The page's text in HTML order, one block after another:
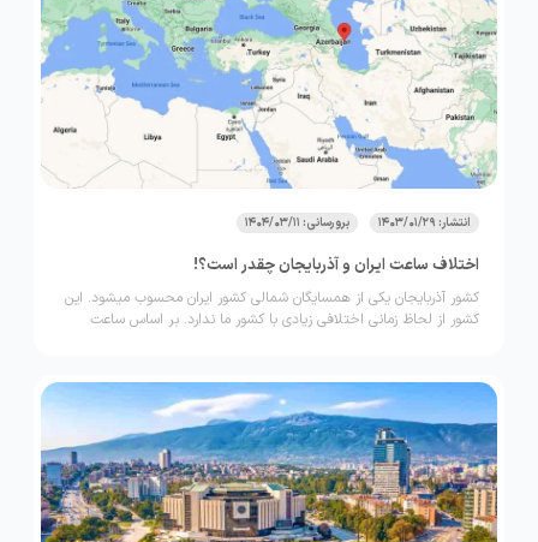
انتشار: 1403/01/29 برورسانی: 1404/03/11
اختلاف ساعت ایران و آذربایجان چقدر است؟!
کشور آذربایجان یکی از همسایگان شمالی کشور ایران محسوب می­شود. این
کشور از لحاظ زمانی اختلافی زیادی با کشور ما ندارد. بر اساس ساعت
بلاگ لحظه آخر باشید.